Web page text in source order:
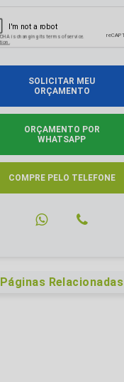
SOLICITAR MEU
ORÇAMENTO
ORÇAMENTO POR
WHATSAPP
COMPRE PELO TELEFONE
Páginas Relacionadas